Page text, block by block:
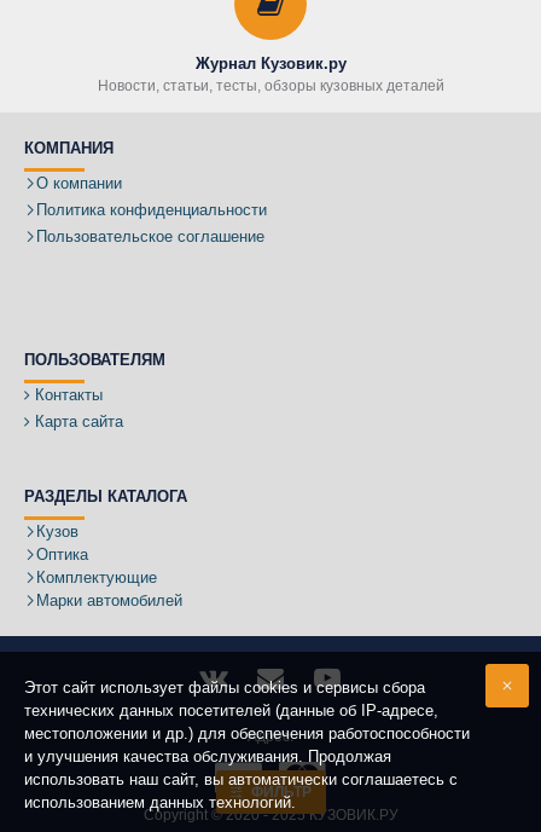
Журнал Кузовик.ру
Новости, статьи, тесты, обзоры кузовных деталей
КОМПАНИЯ
О компании
Политика конфиденциальности
Пользовательское соглашение
ПОЛЬЗОВАТЕЛЯМ
Контакты
Карта сайта
РАЗДЕЛЫ КАТАЛОГА
Кузов
Оптика
Комплектующие
Марки автомобилей
Адрес:
Copyright ©2020 - 2025КУЗОВИК.РУ
Этот сайт использует файлы cookies и сервисы сбора
технических данных посетителей (данные об IP-адресе,
местоположении и др.) для обеспечения работоспособности
и улучшения качества обслуживания. Продолжая
использовать наш сайт, вы автоматически соглашаетесь с
использованием данных технологий.
ФИЛЬТР